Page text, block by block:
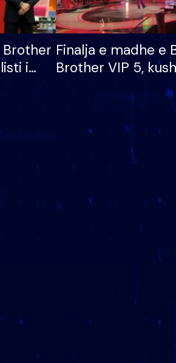
i
Finalja e madhe e
Brother VIP 5,
banori i parë që
dhe humb
të fituar çmimin e